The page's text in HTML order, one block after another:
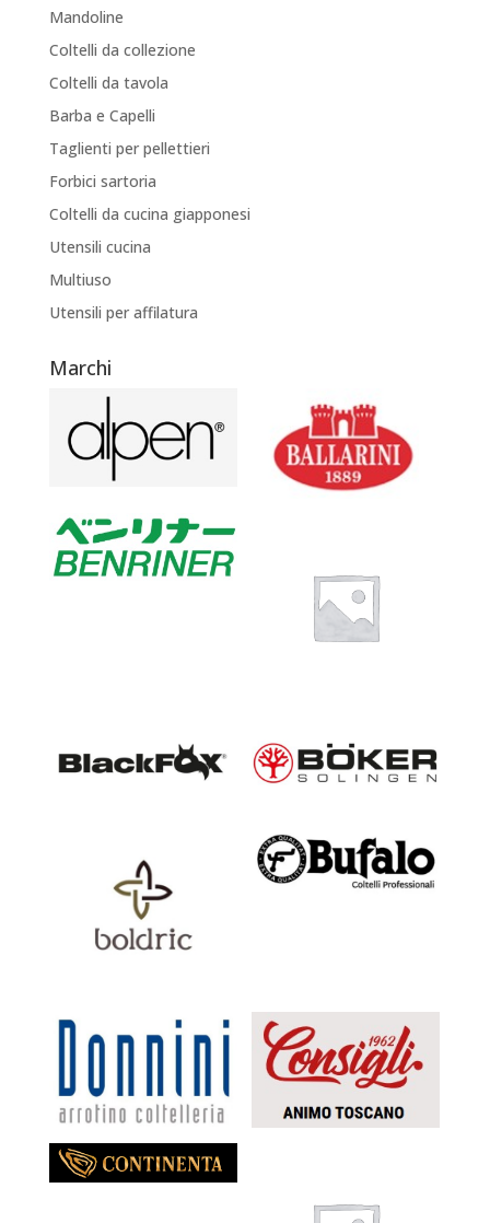
Mandoline
Coltelli da collezione
Coltelli da tavola
Barba e Capelli
Taglienti per pellettieri
Forbici sartoria
Coltelli da cucina giapponesi
Utensili cucina
Multiuso
Utensili per affilatura
Marchi